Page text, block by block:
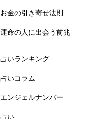
お金の引き寄せ法則
運命の人に出会う前兆
占いランキング
占いコラム
エンジェルナンバー
占い